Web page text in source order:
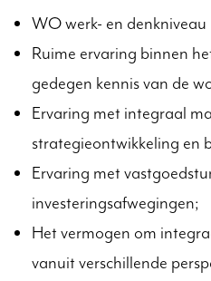
WO werk- en denkniveau
Ruime ervaring binnen
gedegen kennis van de
Ervaring met integraal
strategieontwikkeling en
Ervaring met
investeringsafwegingen;
Het vermogen om
vanuit verschillende